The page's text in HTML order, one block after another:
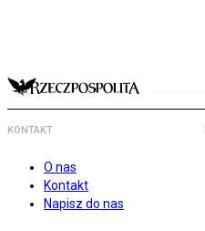
KONTAKT
O nas
Kontakt
Napisz do nas